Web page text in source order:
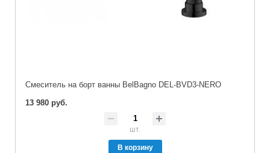
Смеситель на борт ванны BelBagno DEL-BVD3-NERO
13 980 руб.
шт.
В корзину